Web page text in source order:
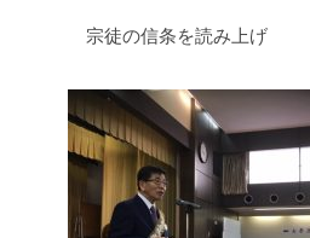
宗徒の信条を読み上げ